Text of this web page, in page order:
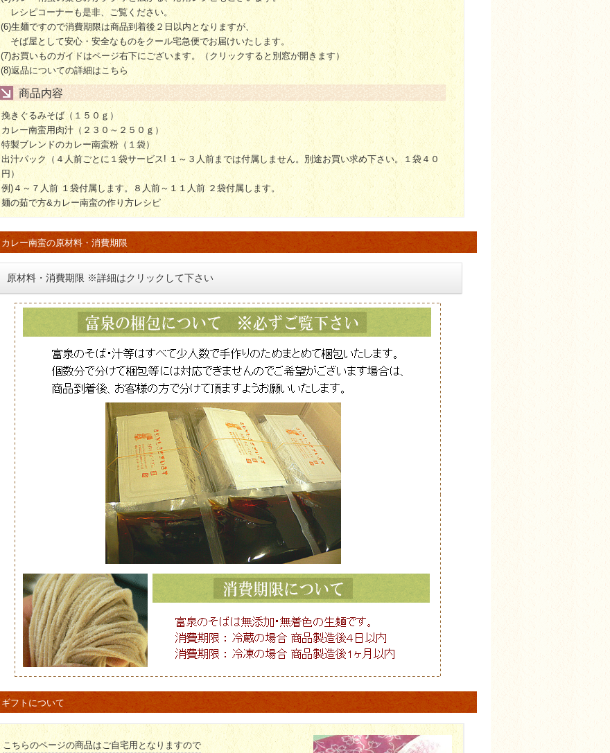
レシピコーナーも是非、ご覧ください。
(6)生麺ですので消費期限は商品到着後２日以内となりますが、
そば屋として安心・安全なものをクール宅急便でお届けいたします。
(7)お買いものガイドはページ右下にございます。（クリックすると別窓が開きます）
(8)返品についての詳細はこちら
商品内容
挽きぐるみそば（１５０ｇ）
カレー南蛮用肉汁（２３０～２５０ｇ）
特製ブレンドのカレー南蛮粉（１袋）
出汁パック（４人前ごとに１袋サービス! １～３人前までは付属しません。 別途お買い求め下さい。１袋４０
円）
例)４～７人前 １袋付属します。８人前～１１人前 ２袋付属します。
麺の茹で方&カレー南蛮の作り方レシピ
カレー南蛮の原材料・消費期限
原材料・消費期限 ※詳細はクリックして下さい
挽きぐるみそばの原材料・消費期限
挽きぐるみそば
消費期限・原材料について
挽きぐるみそば：商品到着後２日以内
（到着後は必ず冷蔵保存でお願いします）
挽きぐるみそばの原材料には小麦粉が含まれています。
※そば粉・小麦粉にアレルギーのある方はお控え下さい。
カレー南蛮用肉汁の原材料・消費期限
カレー南蛮用肉汁
原材料
豚肉・醤油・砂糖・味醂・本節・宗田節・
鯖節・カレー南蛮粉・片栗粉
消費期限・原材料について
カレー南蛮用肉汁：商品到着後７日以内
（ただし未開封の状態。
開封後は2日以内にお召し上がり下さい。
到着後は必ず冷蔵保存でお願いします）
特製ブレンドのカレー南蛮粉：
開封後は2日以内にお召し上がり下さい。
到着後は必ず冷蔵保存でお願いします）
※長ネギは付属しませんので別途ご用意下さい。
カレー南蛮用肉汁の原材料に、
大豆が含まれております。
※大豆にアレルギーのある方はお控えください。
ギフトについて
こちらのページの商品はご自宅用となりますので